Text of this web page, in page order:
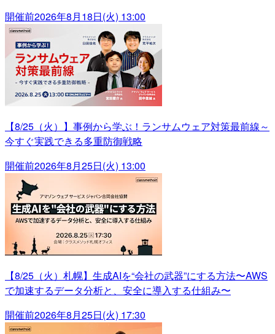
開催前2026年8月18日(火) 13:00
【8/25（火）】事例から学ぶ！ランサムウェア対策最前線～
今すぐ実践できる多重防御戦略
開催前2026年8月25日(火) 13:00
【8/25（火）札幌】生成AIを“会社の武器”にする方法〜AWS
で加速するデータ分析と、安全に導入する仕組み〜
開催前2026年8月25日(火) 17:30